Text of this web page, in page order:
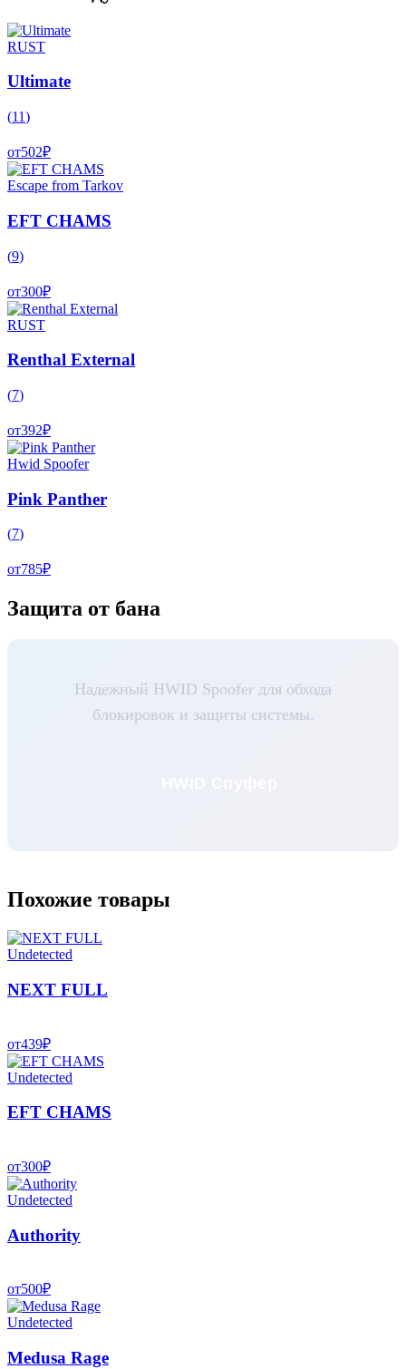
RUST
Ultimate
(11)
от502₽
Escape from Tarkov
EFT CHAMS
(9)
от300₽
RUST
Renthal External
(7)
от392₽
Hwid Spoofer
Pink Panther
(7)
от785₽
Защита от бана
Надежный HWID Spoofer для обхода
блокировок и защиты системы.
Похожие товары
Undetected
NEXT FULL
от439₽
Undetected
EFT CHAMS
от300₽
Undetected
Authority
от500₽
Undetected
Medusa Rage